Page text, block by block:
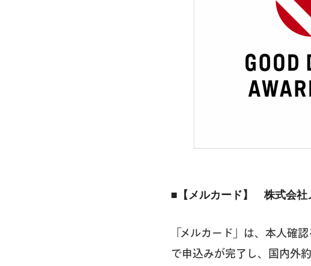
■【メルカード】 株式会社
「メルカード」は、本人確
で申込みが完了し、国内外